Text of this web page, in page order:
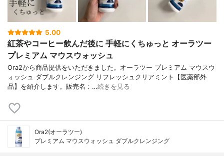
5.00
紅茶やコーヒー飲んだ後に 手軽にくちゅっと オーラツー
プレミアム マウスウォッシュ
Ora2から商品提供をいただきました。オーラツー プレミアム マウスウ
ォッシュ ダブルクレンジング リフレッシュクリアミント【医薬部外
品】を紹介します。販売名：…続きを見る
Ora2(オーラツー)
プレミアム マウスウォッシュ ダブルクレンジング